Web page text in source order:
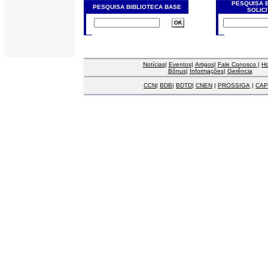
PESQUISA BIBLIOTECA BASE
PESQUISA
Notícias| Eventos| Artigos| Fale Conosco |
Bônus| Informações| Gerência
CCN| BDB| BDTD| CNEN | PROSSIGA |